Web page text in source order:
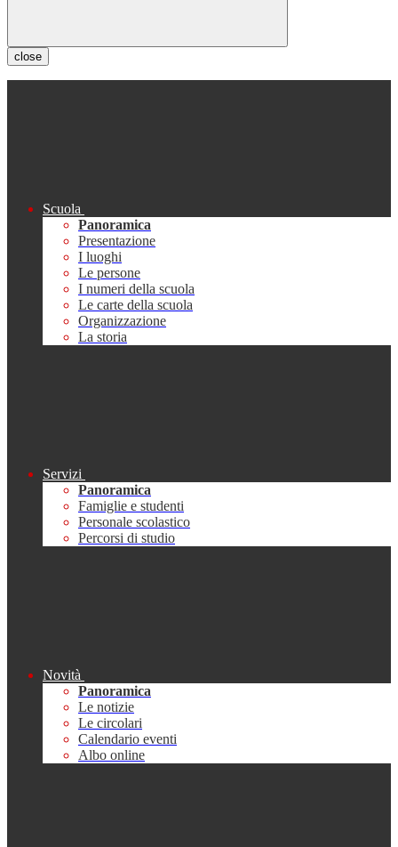
close
Scuola
Panoramica
Presentazione
I luoghi
Le persone
I numeri della scuola
Le carte della scuola
Organizzazione
La storia
Servizi
Panoramica
Famiglie e studenti
Personale scolastico
Percorsi di studio
Novità
Panoramica
Le notizie
Le circolari
Calendario eventi
Albo online